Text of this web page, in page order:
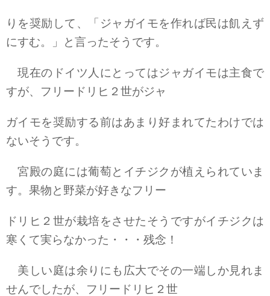
りを奨励して、「ジャガイモを作れば民は飢えず
にすむ。」と言ったそうです。
現在のドイツ人にとってはジャガイモは主食で
すが、フリードリヒ２世がジャ
ガイモを奨励する前はあまり好まれてたわけでは
ないそうです。
宮殿の庭には葡萄とイチジクが植えられていま
す。果物と野菜が好きなフリー
ドリヒ２世が栽培をさせたそうですがイチジクは
寒くて実らなかった・・・残念！
美しい庭は余りにも広大でその一端しか見れま
せんでしたが、フリードリヒ２世